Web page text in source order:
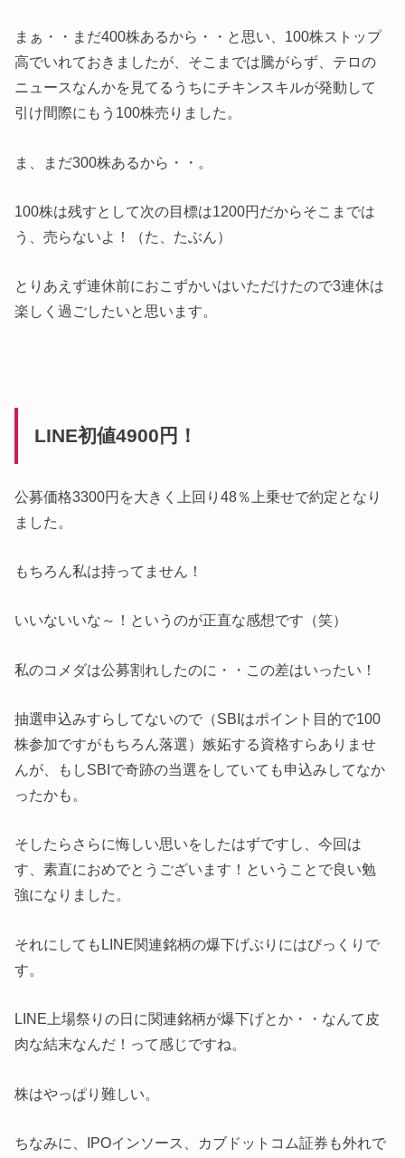
まぁ・・まだ400株あるから・・と思い、100株ストップ
高でいれておきましたが、そこまでは騰がらず、テロの
ニュースなんかを見てるうちにチキンスキルが発動して
引け間際にもう100株売りました。
ま、まだ300株あるから・・。
100株は残すとして次の目標は1200円だからそこまでは
う、売らないよ！（た、たぶん）
とりあえず連休前におこずかいはいただけたので3連休は
楽しく過ごしたいと思います。
LINE初値4900円！
公募価格3300円を大きく上回り48％上乗せで約定となり
ました。
もちろん私は持ってません！
いいないいな～！というのが正直な感想です（笑）
私のコメダは公募割れしたのに・・この差はいったい！
抽選申込みすらしてないので（SBIはポイント目的で100
株参加ですがもちろん落選）嫉妬する資格すらありませ
んが、もしSBIで奇跡の当選をしていても申込みしてなか
ったかも。
そしたらさらに悔しい思いをしたはずですし、今回は
す、素直におめでとうございます！ということで良い勉
強になりました。
それにしてもLINE関連銘柄の爆下げぶりにはびっくりで
す。
LINE上場祭りの日に関連銘柄が爆下げとか・・なんて皮
肉な結末なんだ！って感じですね。
株はやっぱり難しい。
ちなみに、IPOインソース、カブドットコム証券も外れで